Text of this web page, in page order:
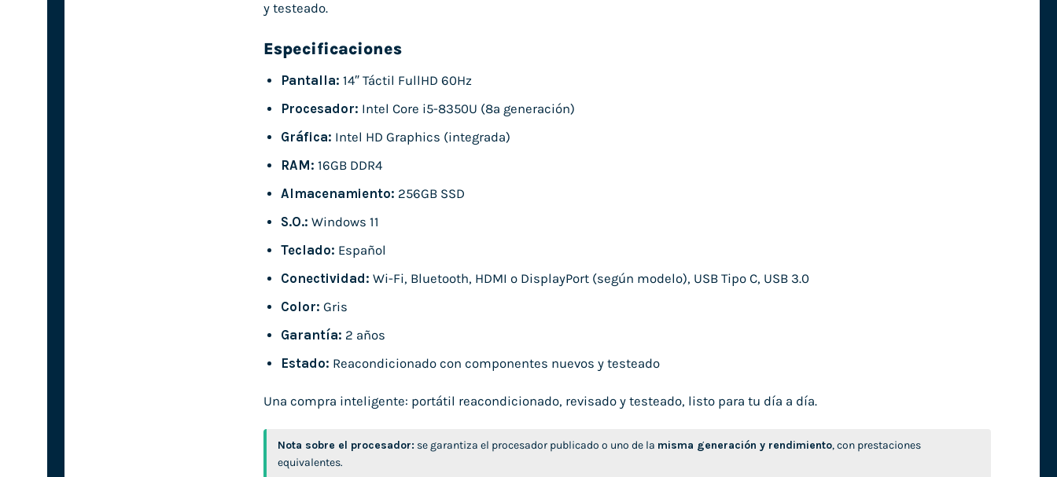
y testeado.
Especificaciones
Pantalla: 14″ Táctil FullHD 60Hz
Procesador: Intel Core i5-8350U (8ª generación)
Gráfica: Intel HD Graphics (integrada)
RAM: 16GB DDR4
Almacenamiento: 256GB SSD
S.O.: Windows 11
Teclado: Español
Conectividad: Wi-Fi, Bluetooth, HDMI o DisplayPort (según modelo), USB Tipo C, USB 3.0
Color: Gris
Garantía: 2 años
Estado: Reacondicionado con componentes nuevos y testeado
Una compra inteligente: portátil reacondicionado, revisado y testeado, listo para tu día a día.
Nota sobre el procesador: se garantiza el procesador publicado o uno de la misma generación y rendimiento, con prestaciones
equivalentes.